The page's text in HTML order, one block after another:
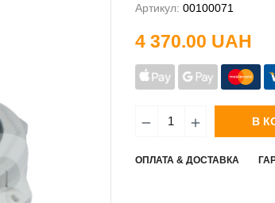
Артикул: 00100071
4 370.00 UAH
В
ОПЛАТА & ДОСТАВКА